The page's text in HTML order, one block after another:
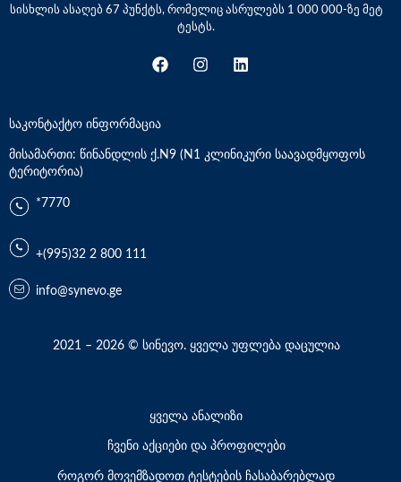
სისხლის ასაღებ 67 პუნქტს, რომელიც ასრულებს 1 000 000-ზე მეტ
ტესტს.
საკონტაქტო ინფორმაცია
მისამართი: წინანდლის ქ.N9 (N1 კლინიკური საავადმყოფოს
ტერიტორია)
*7770
+(995)32 2 800 111
info@synevo.ge
2021 – 2026 © სინევო. ყველა უფლება დაცულია
ყველა ანალიზი
ჩვენი აქციები და პროფილები
როგორ მოვემზადოთ ტესტების ჩასაბარებლად